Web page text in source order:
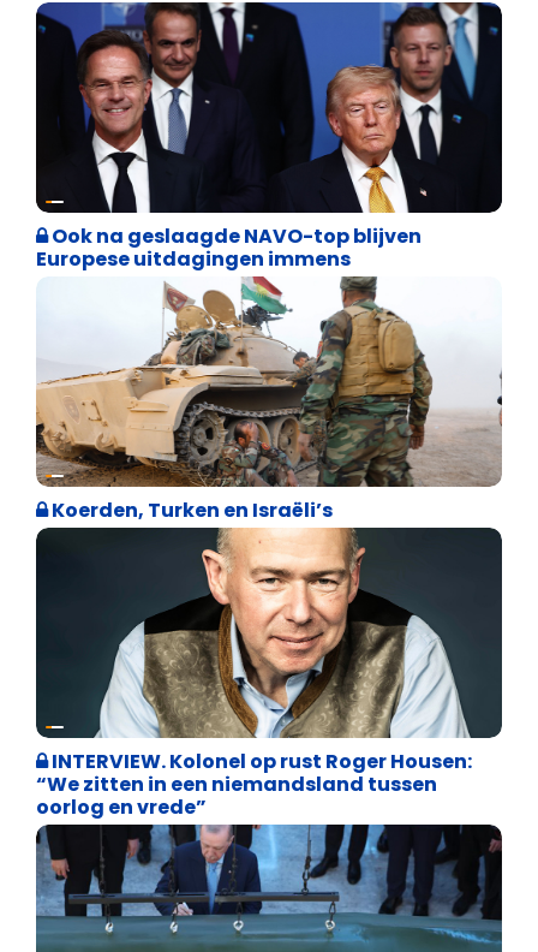
Defensie
Ook na geslaagde NAVO-top blijven
Europese uitdagingen immens
Defensie
Koerden, Turken en Israëli’s
Weekblad 't Pallieterke
INTERVIEW. Kolonel op rust Roger Housen:
“We zitten in een niemandsland tussen
oorlog en vrede”